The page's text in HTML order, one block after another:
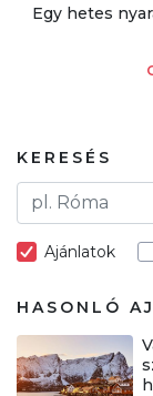
Egy hetes
KERESÉS
Ajánlatok
HASONLÓ